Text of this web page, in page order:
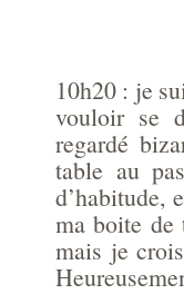
10h20 : je
vouloir se
regardé
table au
d’habitude,
ma boite de
mais je